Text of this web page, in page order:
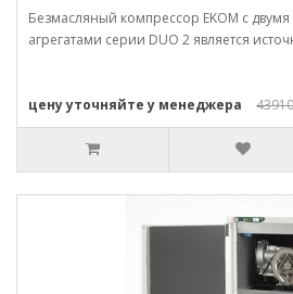
Безмасляный компрессор EKOM с
агрегатами серии DUO 2 является
цену уточняйте у менеджера